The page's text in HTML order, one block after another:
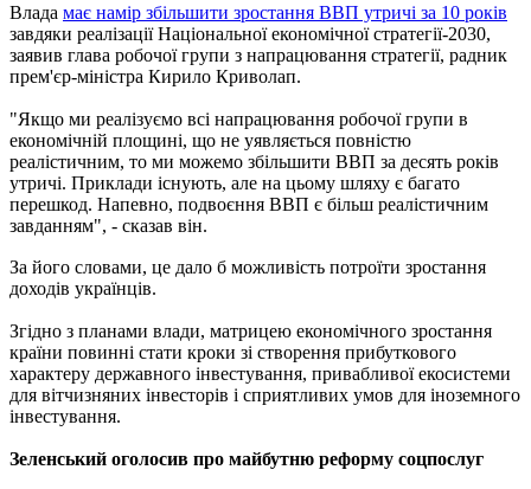
Влада має намір збільшити зростання ВВП утричі за 10 років
завдяки реалізації Національної економічної стратегії-2030,
заявив глава робочої групи з напрацювання стратегії, радник
прем'єр-міністра Кирило Криволап.
"Якщо ми реалізуємо всі напрацювання робочої групи в
економічній площині, що не уявляється повністю
реалістичним, то ми можемо збільшити ВВП за десять років
утричі. Приклади існують, але на цьому шляху є багато
перешкод. Напевно, подвоєння ВВП є більш реалістичним
завданням", - сказав він.
За його словами, це дало б можливість потроїти зростання
доходів українців.
Згідно з планами влади, матрицею економічного зростання
країни повинні стати кроки зі створення прибуткового
характеру державного інвестування, привабливої екосистеми
для вітчизняних інвесторів і сприятливих умов для іноземного
інвестування.
Зеленський оголосив про майбутню реформу соцпослуг